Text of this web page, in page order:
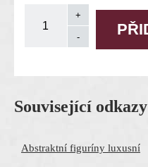
Související odkazy
Abstraktní figuríny luxusní